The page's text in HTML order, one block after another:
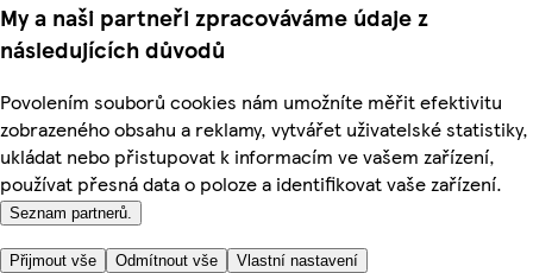
My a naši partneři zpracováváme údaje z
následujících důvodů
Povolením souborů cookies nám umožníte měřit efektivitu
zobrazeného obsahu a reklamy, vytvářet uživatelské statistiky,
ukládat nebo přistupovat k informacím ve vašem zařízení,
používat přesná data o poloze a identifikovat vaše zařízení.
Seznam partnerů.
Přijmout vše Odmítnout vše Vlastní nastavení